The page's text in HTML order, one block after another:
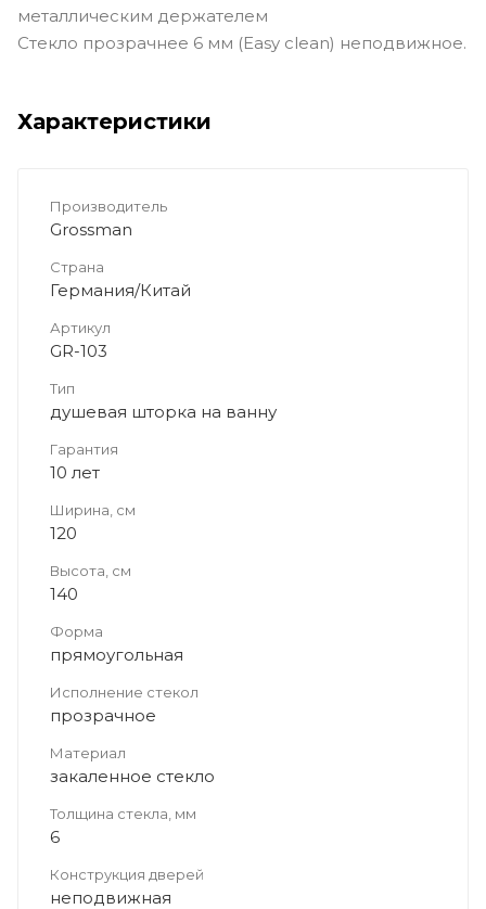
металлическим держателем
Стекло прозрачнее 6 мм (Easy clеаn) неподвижное.
Характеристики
Производитель
Grossman
Страна
Германия/Китай
Артикул
GR-103
Тип
душевая шторка на ванну
Гарантия
10 лет
Ширина, см
120
Высота, см
140
Форма
прямоугольная
Исполнение стекол
прозрачное
Материал
закаленное стекло
Толщина стекла, мм
6
Конструкция дверей
неподвижная